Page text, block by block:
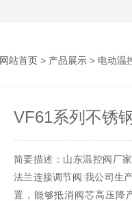
网站首页 > 产品展示 > 电动温
VF61系列不锈
简要描述：山东温控阀厂
法兰连接调节阀:我公司生
置，能够抵消阀芯高压降